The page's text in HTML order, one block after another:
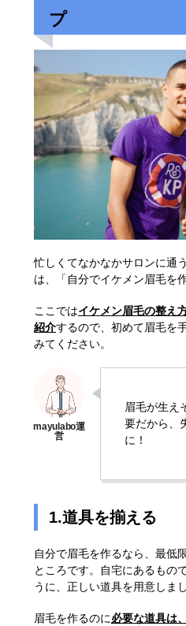
プ
忙しくてなかなかサロンに通
は、「自分でイケメン眉毛を
ここではイケメン眉毛の整え
紹介するので、初めて眉毛を
みてください。
眉毛が生え
要だから、
に！
1.道具を揃える
自分で眉毛を作るなら、最低
ところです。自宅にあるもの
うに、正しい道具を用意しまし
眉毛を作るのに必要な道具は